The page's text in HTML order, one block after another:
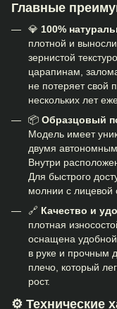
Главные
💎 100%
плотной и
зернистой
царапинам,
не потеряет свой
нескольких лет
📦 Образцовый
Модель имеет
двумя
Внутри
Для быстрого
молнии с лицевой
🔗 Качество и
плотная
оснащена
в руке и прочным
плечо, который
рост.
⚙️ Технические